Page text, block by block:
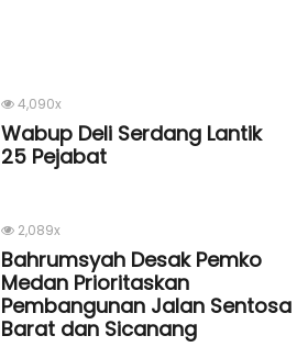
4,090x
Wabup Deli Serdang Lantik
25 Pejabat
2,089x
Bahrumsyah Desak Pemko
Medan Prioritaskan
Pembangunan Jalan Sentosa
Barat dan Sicanang